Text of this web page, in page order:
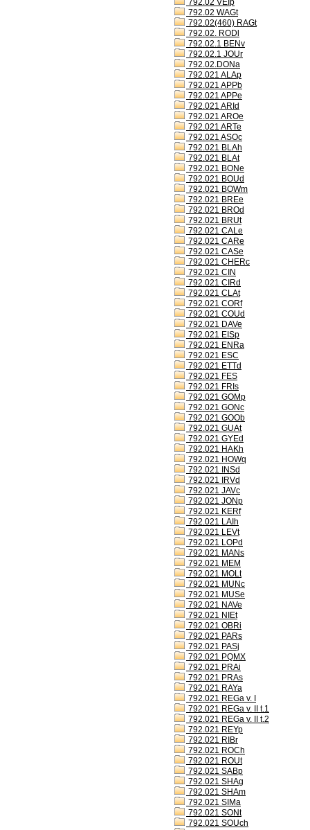
792.02 VEIp
792.02 WAGt
792.02(460) RAGt
792.02. RODl
792.02.1 BENv
792.02.1 JOUr
792.02.DONa
792.021 ALAp
792.021 APPb
792.021 APPe
792.021 ARId
792.021 AROe
792.021 ARTe
792.021 ASOc
792.021 BLAh
792.021 BLAt
792.021 BONe
792.021 BOUd
792.021 BOWm
792.021 BREe
792.021 BROd
792.021 BRUt
792.021 CALe
792.021 CARe
792.021 CASe
792.021 CHERc
792.021 CIN
792.021 CIRd
792.021 CLAt
792.021 CORf
792.021 COUd
792.021 DAVe
792.021 EISp
792.021 ENRa
792.021 ESC
792.021 ETTd
792.021 FES
792.021 FRIs
792.021 GOMp
792.021 GONc
792.021 GOOb
792.021 GUAt
792.021 GYEd
792.021 HAKh
792.021 HOWq
792.021 INSd
792.021 IRVd
792.021 JAVc
792.021 JONp
792.021 KERf
792.021 LAIh
792.021 LEVt
792.021 LOPd
792.021 MANs
792.021 MEM
792.021 MOLt
792.021 MUNc
792.021 MUSe
792.021 NAVe
792.021 NIEt
792.021 OBRi
792.021 PARs
792.021 PASj
792.021 PQMX
792.021 PRAi
792.021 PRAs
792.021 RAYa
792.021 REGa v. I
792.021 REGa v. II t.1
792.021 REGa v. II t.2
792.021 REYp
792.021 RIBr
792.021 ROCh
792.021 ROUt
792.021 SABp
792.021 SHAg
792.021 SHAm
792.021 SIMa
792.021 SONt
792.021 SOUch